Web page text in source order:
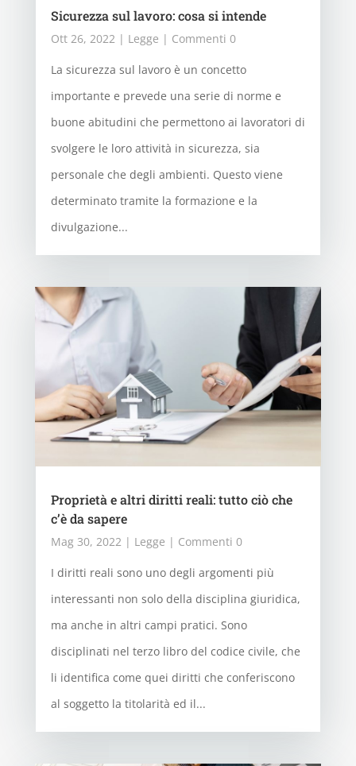
Sicurezza sul lavoro: cosa si intende
Ott 26, 2022| Legge | Commenti 0
La sicurezza sul lavoro è un concetto
importante e prevede una serie di norme e
buone abitudini che permettono ai lavoratori di
svolgere le loro attività in sicurezza, sia
personale che degli ambienti. Questo viene
determinato tramite la formazione e la
divulgazione...
Proprietà e altri diritti reali: tutto ciò che
c’è da sapere
Mag 30, 2022 | Legge | Commenti 0
I diritti reali sono uno degli argomenti più
interessanti non solo della disciplina giuridica,
ma anche in altri campi pratici. Sono
disciplinati nel terzo libro del codice civile, che
li identifica come quei diritti che conferiscono
al soggetto la titolarità ed il...